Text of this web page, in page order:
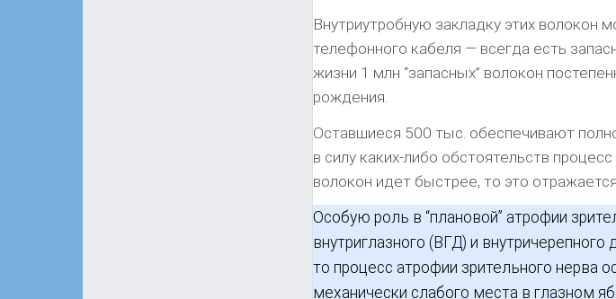
Внутриутробную закладку этих волокон
телефонного кабеля — всегда есть
жизни 1 млн “запасных” волокон
рождения.
Оставшиеся 500 тыс. обеспечивают
в силу каких-либо обстоятельств
волокон идет быстрее, то это отражается
Особую роль в “плановой” атрофии
внутриглазного (ВГД) и
то процесс атрофии зрительного нерва
механически слабого места в глазном